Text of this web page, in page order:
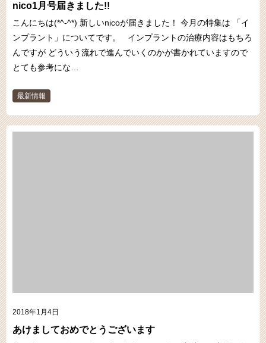
nico1月号届きました!!
こんにちは(*^-^*) 新しいnicoが届きました！ 今月の特集は 「イ
ンプラント」についてです。 インプラントの治療内容はもちろ
んですが どういう流れで進んでいくのかが書かれていますので
とても参考にな…
最新情報
2018年1月4日
あけましておめでとうございます